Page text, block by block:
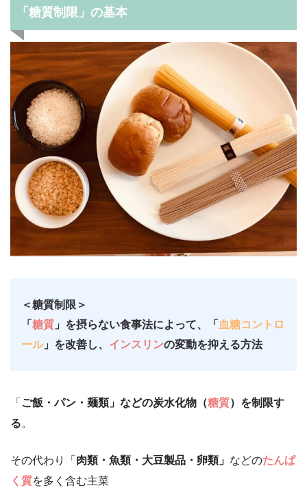
「糖質制限」の基本
＜糖質制限＞
「 糖質 」を摂らない食事法によって、「 血糖コントロ
ール」を改善し、 インスリンの変動を抑える方法
「 ご飯・パン・麺類」などの炭水化物（糖質）を制限す
る。
その代わり「 肉類・魚類・大豆製品・卵類」 などのたんぱ
く質を多く含む主菜